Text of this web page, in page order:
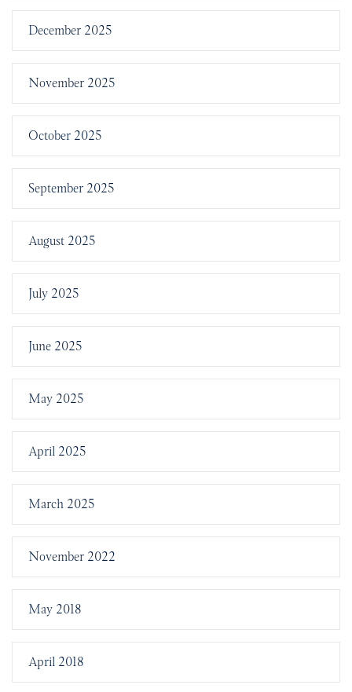
December 2025
November 2025
October 2025
September 2025
August 2025
July 2025
June 2025
May 2025
April 2025
March 2025
November 2022
May 2018
April 2018